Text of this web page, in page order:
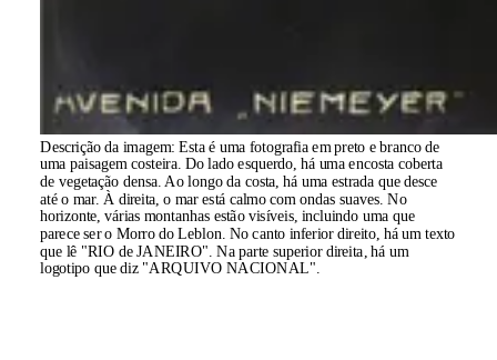
Descrição da imagem:Esta é uma fotografia em preto e branco de
uma paisagem costeira. Do lado esquerdo, há uma encosta coberta
de vegetação densa. Ao longo da costa, há uma estrada que desce
até o mar. À direita, o mar está calmo com ondas suaves. No
horizonte, várias montanhas estão visíveis, incluindo uma que
parece ser o Morro do Leblon. No canto inferior direito, há um texto
que lê "RIO de JANEIRO". Na parte superior direita, há um
logotipo que diz "ARQUIVO NACIONAL".